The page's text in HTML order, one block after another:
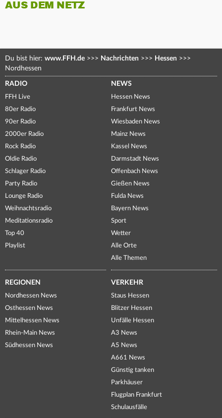
AUS DEM NETZ
Du bist hier: www.FFH.de >>> Nachrichten >>> Hessen >>>
Nordhessen
RADIO
FFH Live
80er Radio
90er Radio
2000er Radio
Rock Radio
Oldie Radio
Schlager Radio
Party Radio
Lounge Radio
Weihnachtsradio
Meditationsradio
Top 40
Playlist
NEWS
Hessen News
Frankfurt News
Wiesbaden News
Mainz News
Kassel News
Darmstadt News
Offenbach News
Gießen News
Fulda News
Bayern News
Sport
Wetter
Alle Orte
Alle Themen
REGIONEN
Nordhessen News
Osthessen News
Mittelhessen News
Rhein-Main News
Südhessen News
VERKEHR
Staus Hessen
Blitzer Hessen
Unfälle Hessen
A3 News
A5 News
A661 News
Günstig tanken
Parkhäuser
Flugplan Frankfurt
Schulausfälle